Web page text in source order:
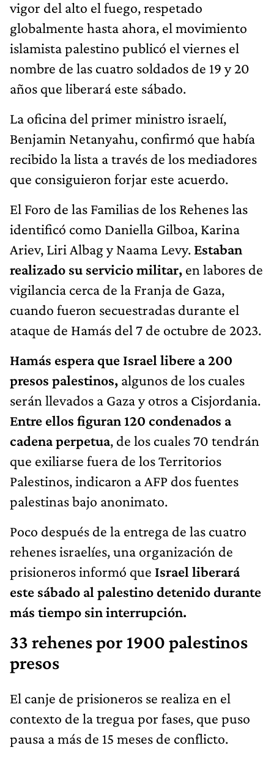
vigor del alto el fuego, respetado
globalmente hasta ahora, el movimiento
islamista palestino publicó el viernes el
nombre de las cuatro soldados de 19 y 20
años que liberará este sábado.
La oficina del primer ministro israelí,
Benjamin Netanyahu, confirmó que había
recibido la lista a través de los mediadores
que consiguieron forjar este acuerdo.
El Foro de las Familias de los Rehenes las
identificó como Daniella Gilboa, Karina
Ariev, Liri Albag y Naama Levy. Estaban
realizado su servicio militar, en labores de
vigilancia cerca de la Franja de Gaza,
cuando fueron secuestradas durante el
ataque de Hamás del 7 de octubre de 2023.
Hamás espera que Israel libere a 200
presos palestinos, algunos de los cuales
serán llevados a Gaza y otros a Cisjordania.
Entre ellos figuran 120 condenados a
cadena perpetua, de los cuales 70 tendrán
que exiliarse fuera de los Territorios
Palestinos, indicaron a AFP dos fuentes
palestinas bajo anonimato.
Poco después de la entrega de las cuatro
rehenes israelíes, una organización de
prisioneros informó que Israel liberará
este sábado al palestino detenido durante
más tiempo sin interrupción.
33 rehenes por 1900 palestinos
presos
El canje de prisioneros se realiza en el
contexto de la tregua por fases, que puso
pausa a más de 15 meses de conflicto.